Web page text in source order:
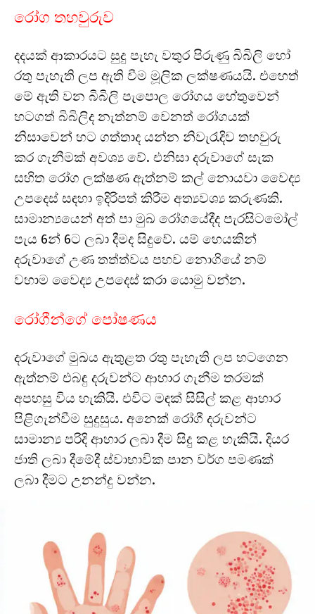
රෝග තහවුරුව
දදයක් ආකාරයට සුදු පැහැ වතුර පිරුණු බිබිලි හෝ
රතු පැහැති ලප ඇති වීම මූලික ලක්ෂණයයි. එහෙත්
මේ ඇති වන බිබිලි පැපොල රෝගය හේතුවෙන්
හටගත් බිබිලිද නැත්නම් වෙනත් රෝගයක්
නිසාවෙන් හට ගත්තාද යන්න නිවැරැදිව තහවුරු
කර ගැනීමක් අවශ්‍ය වේ. එනිසා දරුවාගේ සැක
සහිත රෝග ලක්ෂණ ඇත්නම් කල් නොයවා වෛද්‍ය
උපදෙස් සඳහා ඉදිරිපත් කිරීම අත්‍යවශ්‍ය කරුණකි.
සාමාන්‍යයෙන් අත් පා මුඛ රෝගයේදීද පැරසිටමෝල්
පැය 6න් 6ට ලබා දීමද සිදුවේ. යම් හෙයකින්
දරුවාගේ උණ තත්ත්වය පහව නොගියේ නම්
වහාම වෛද්‍ය උපදෙස් කරා යොමු වන්න.
රෝගීන්ගේ පෝෂණය
දරුවාගේ මුඛය ඇතුළත රතු පැහැති ලප හටගෙන
ඇත්නම් එබඳු දරුවන්ට ආහාර ගැනීම තරමක්
අපහසු විය හැකියි. එවිට මඳක් සිසිල් කළ ආහාර
පිළිගැන්වීම සුදුසුය. අනෙක් රෝගී දරුවන්ට
සාමාන්‍ය පරිදි ආහාර ලබා දීම සිදු කළ හැකියි. දියර
ජාති ලබා දීමේදී ස්වාභාවික පාන වර්ග පමණක්
ලබා දීමට උනන්දු වන්න.